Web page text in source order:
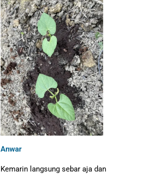
Anwar
Kemarin langsung sebar aja dan